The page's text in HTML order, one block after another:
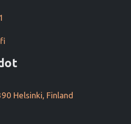
Helsinki, Finland